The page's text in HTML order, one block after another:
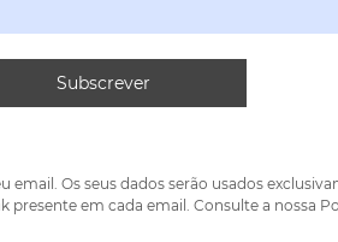
Os seus dados serão usados
em cada email. Consulte a nossa